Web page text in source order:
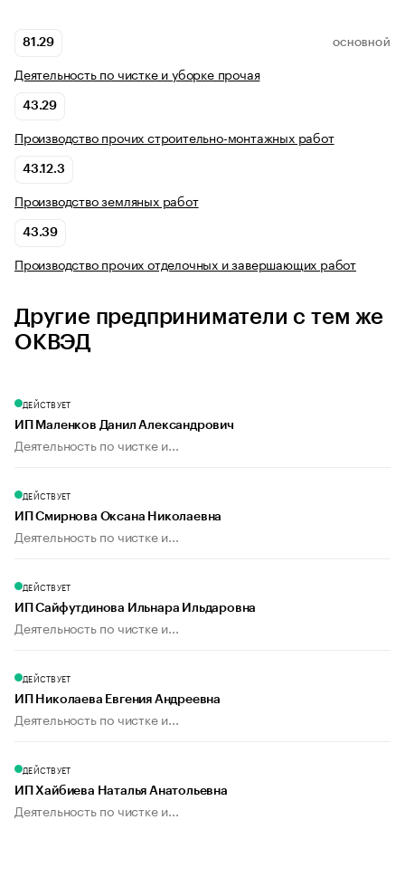
81.29 ОСНОВНОЙ
Деятельность по чистке и уборке прочая
43.29
Производство прочих строительно-монтажных работ
43.12.3
Производство земляных работ
43.39
Производство прочих отделочных и завершающих работ
Другие предприниматели с тем же
ОКВЭД
ДЕЙСТВУЕТ
ИП Маленков Данил Александрович
Деятельность по чистке и...
ДЕЙСТВУЕТ
ИП Смирнова Оксана Николаевна
Деятельность по чистке и...
ДЕЙСТВУЕТ
ИП Сайфутдинова Ильнара Ильдаровна
Деятельность по чистке и...
ДЕЙСТВУЕТ
ИП Николаева Евгения Андреевна
Деятельность по чистке и...
ДЕЙСТВУЕТ
ИП Хайбиева Наталья Анатольевна
Деятельность по чистке и...